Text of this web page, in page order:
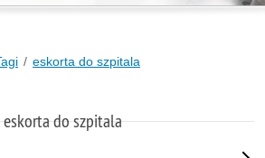
eskorta do szpitala
eskorta do szpitala